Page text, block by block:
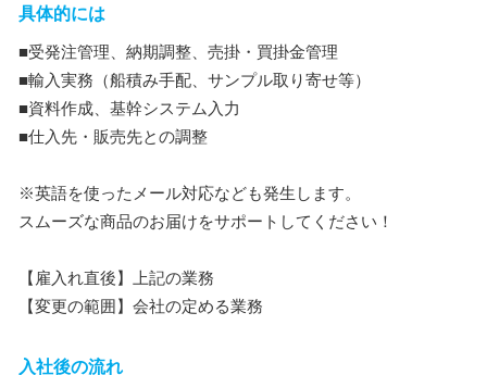
具体的には
■受発注管理、納期調整、売掛・買掛金管理
■輸入実務（船積み手配、サンプル取り寄せ等）
■資料作成、基幹システム入力
■仕入先・販売先との調整
※英語を使ったメール対応なども発生します。
スムーズな商品のお届けをサポートしてください！
【雇入れ直後】上記の業務
【変更の範囲】会社の定める業務
入社後の流れ